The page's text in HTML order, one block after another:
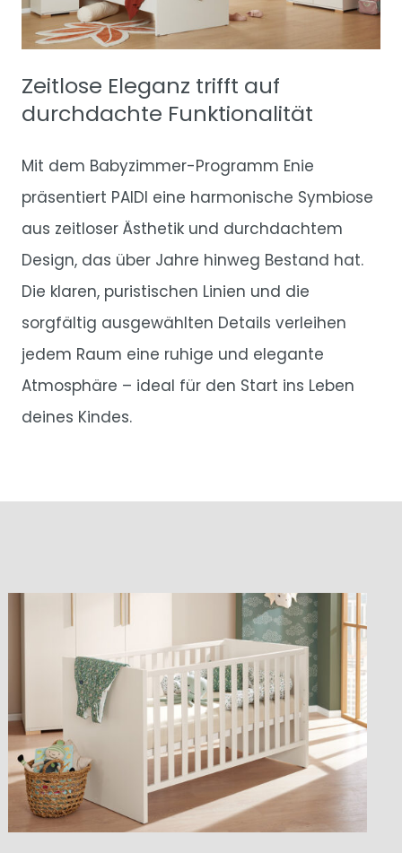
Zeitlose Eleganz trifft auf
durchdachte Funktionalität
Mit dem Babyzimmer-Programm Enie
präsentiert PAIDI eine harmonische Symbiose
aus zeitloser Ästhetik und durchdachtem
Design, das über Jahre hinweg Bestand hat.
Die klaren, puristischen Linien und die
sorgfältig ausgewählten Details verleihen
jedem Raum eine ruhige und elegante
Atmosphäre – ideal für den Start ins Leben
deines Kindes.